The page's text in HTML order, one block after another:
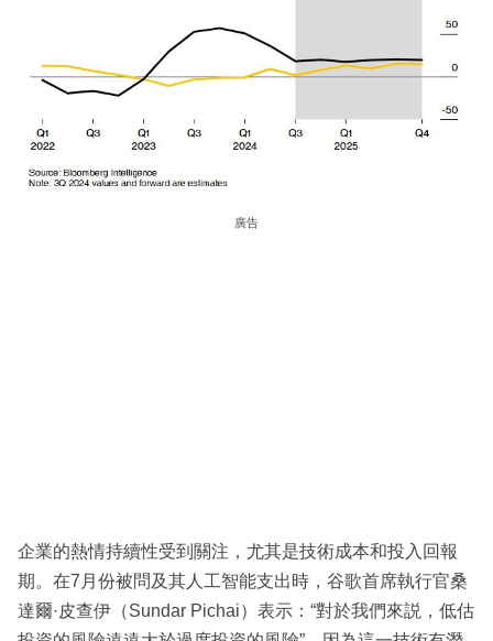
廣告
企業的熱情持續性受到關注，尤其是技術成本和投入回報
期。在7月份被問及其人工智能支出時，谷歌首席執行官桑
達爾·皮查伊（Sundar Pichai）表示：“對於我們來説，低估